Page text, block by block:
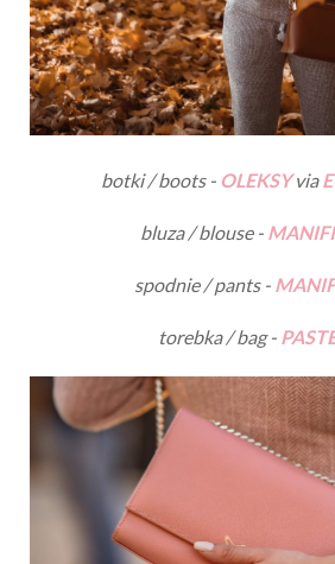
botki / boots - OLEKSYvia
bluza / blouse -
spodnie / pants -
torebka / bag -